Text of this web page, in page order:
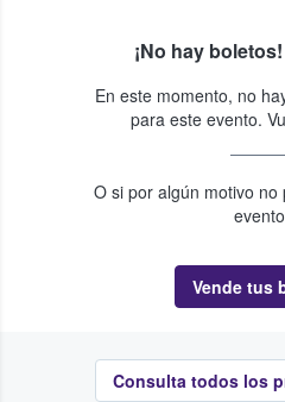
¡No hay
En este momento, no
para este evento.
O si por algún motivo
Vende tus
Consulta todos los